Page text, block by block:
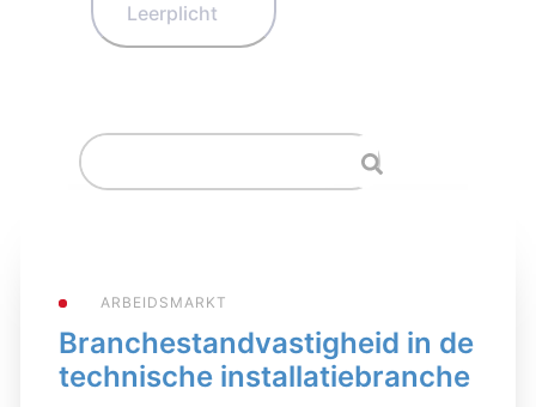
Leerplicht
ARBEIDSMARKT
Branchestandvastigheid in de
technische installatiebranche